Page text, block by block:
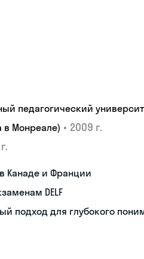
педагогический
в Монреале) • 2009 г.
Канаде и Франции
DELF
подход для глубокого